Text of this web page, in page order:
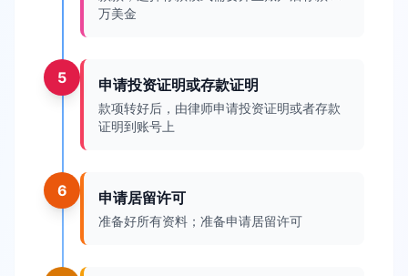
万美金
5 申请投资证明或存款证明
款项转好后，由律师申请投资证明或者存款
证明到账号上
6 申请居留许可
准备好所有资料；准备申请居留许可